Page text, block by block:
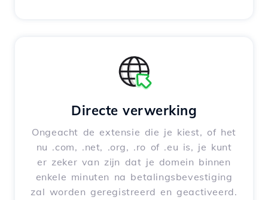
Directe verwerking
Ongeacht de extensie die je kiest, of het
nu .com, .net, .org, .ro of .eu is, je kunt
er zeker van zijn dat je domein binnen
enkele minuten na betalingsbevestiging
zal worden geregistreerd en geactiveerd.